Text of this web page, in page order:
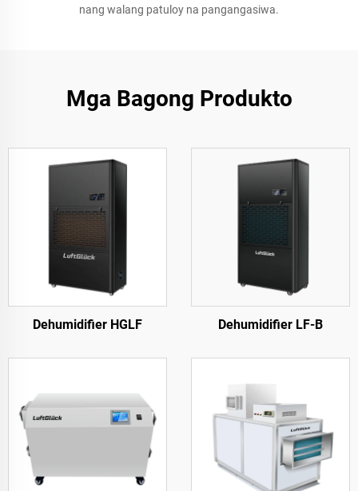
nang walang patuloy na pangangasiwa.
Mga Bagong Produkto
Dehumidifier HGLF Dehumidifier LF-B